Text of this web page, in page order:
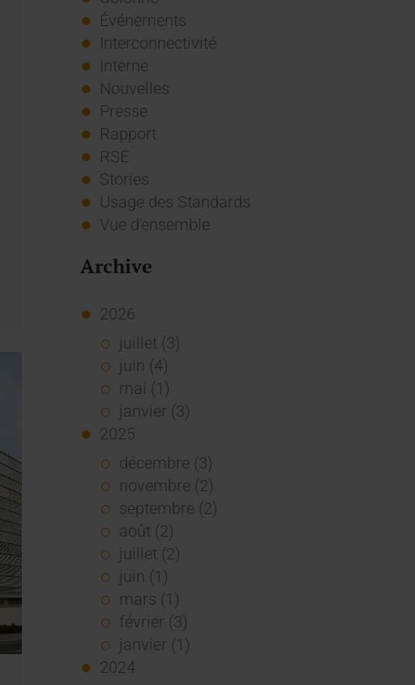
Événements
Interconnectivité
Interne
Nouvelles
Presse
Rapport
RSE
Stories
Usage des Standards
Vue d'ensemble
Archive
2026
juillet (3)
juin (4)
mai (1)
janvier (3)
2025
décembre (3)
novembre (2)
septembre (2)
août (2)
juillet (2)
juin (1)
mars (1)
février (3)
janvier (1)
2024